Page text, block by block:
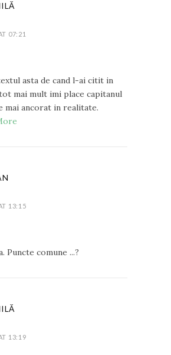
07:21
asta de cand l-ai citit in
mai mult imi place capitanul
mai ancorat in realitate.
13:15
Puncte comune ...?
13:19